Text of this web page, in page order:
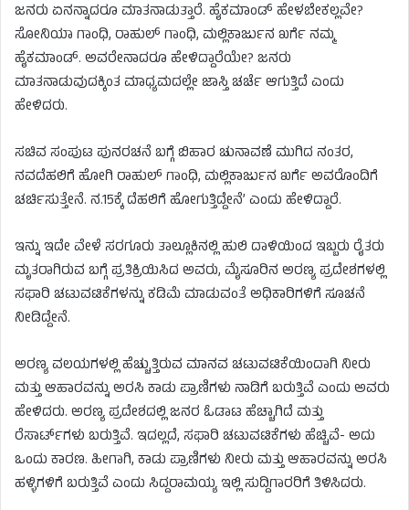
ಜನರು ಏನನ್ನಾದರೂ ಮಾತನಾಡುತ್ತಾರೆ. ಹೈಕಮಾಂಡ್ ಹೇಳಬೇಕಲ್ಲವೇ?
ಸೋನಿಯಾ ಗಾಂಧಿ, ರಾಹುಲ್ ಗಾಂಧಿ, ಮಲ್ಲಿಕಾರ್ಜುನ ಖರ್ಗೆ ನಮ್ಮ
ಹೈಕಮಾಂಡ್. ಅವರೇನಾದರೂ ಹೇಳಿದ್ದಾರೆಯೇ? ಜನರು
ಮಾತನಾಡುವುದಕ್ಕಿಂತ ಮಾಧ್ಯಮದಲ್ಲೇ ಜಾಸ್ತಿ ಚರ್ಚೆ ಆಗುತ್ತಿದೆ ಎಂದು
ಹೇಳಿದರು.
ಸಚಿವ ಸಂಪುಟ ಪುನ‌ರಚನೆ ಬಗ್ಗೆ ಬಿಹಾರ ಚುನಾವಣೆ ಮುಗಿದ ನಂತರ,
ನವದೆಹಲಿಗೆ ಹೋಗಿ ರಾಹುಲ್ ಗಾಂಧಿ, ಮಲ್ಲಿಕಾರ್ಜುನ ಖರ್ಗೆ ಅವರೊಂದಿಗೆ
ಚರ್ಚಿಸುತ್ತೇನೆ. ನ.15ಕ್ಕೆ ದೆಹಲಿಗೆ ಹೋಗುತ್ತಿದ್ದೇನೆ’ ಎಂದು ಹೇಳಿದ್ದಾರೆ.
ಇನ್ನುಇದೇ ವೇಳೆ ಸರಗೂರು ತಾಲ್ಲೂಕಿನಲ್ಲಿ ಹುಲಿ ದಾಳಿಯಿಂದ ಇಬ್ಬರು ರೈತರು
ಮೃತರಾಗಿರುವ ಬಗ್ಗೆ ಪ್ರತಿಕ್ರಿಯಿಸಿದ ಅವರು, ಮೈಸೂರಿನ ಅರಣ್ಯ ಪ್ರದೇಶಗಳಲ್ಲಿ
ಸಫಾರಿ ಚಟುವಟಿಕೆಗಳನ್ನು ಕಡಿಮೆ ಮಾಡುವಂತೆ ಅಧಿಕಾರಿಗಳಿಗೆ ಸೂಚನೆ
ನೀಡಿದ್ದೇನೆ.
ಅರಣ್ಯ ವಲಯಗಳಲ್ಲಿ ಹೆಚ್ಚುತ್ತಿರುವ ಮಾನವ ಚಟುವಟಿಕೆಯಿಂದಾಗಿ ನೀರು
ಮತ್ತು ಆಹಾರವನ್ನು ಅರಸಿ ಕಾಡು ಪ್ರಾಣಿಗಳು ನಾಡಿಗೆ ಬರುತ್ತಿವೆ ಎಂದು ಅವರು
ಹೇಳಿದರು. ಅರಣ್ಯ ಪ್ರದೇಶದಲ್ಲಿ ಜನರ ಓಡಾಟ ಹೆಚ್ಚಾಗಿದೆ ಮತ್ತು
ರೆಸಾರ್ಟ್‌ಗಳು ಬರುತ್ತಿವೆ. ಇದಲ್ಲದೆ, ಸಫಾರಿ ಚಟುವಟಿಕೆಗಳು ಹೆಚ್ಚಿವೆ- ಅದು
ಒಂದು ಕಾರಣ. ಹೀಗಾಗಿ, ಕಾಡು ಪ್ರಾಣಿಗಳು ನೀರು ಮತ್ತು ಆಹಾರವನ್ನು ಅರಸಿ
ಹಳ್ಳಿಗಳಿಗೆ ಬರುತ್ತಿವೆ ಎಂದು ಸಿದ್ದರಾಮಯ್ಯ ಇಲ್ಲಿ ಸುದ್ದಿಗಾರರಿಗೆ ತಿಳಿಸಿದರು.